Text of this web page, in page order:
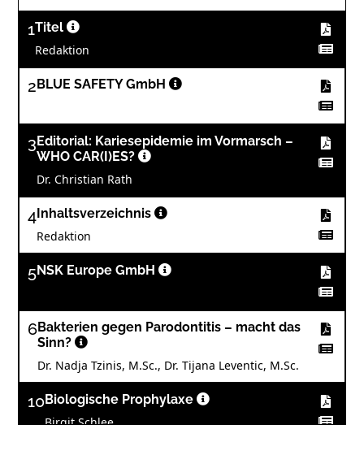
1Titel
Redaktion
2 BLUE SAFETY GmbH
3 Editorial: Kariesepidemie im Vormarsch –
WHO CAR(I)ES?
Dr. Christian Rath
4 Inhaltsverzeichnis
Redaktion
5NSK Europe GmbH
6Bakterien gegen Parodontitis – macht das
Sinn?
Dr. Nadja Tzinis, M.Sc., Dr. Tijana Leventic, M.Sc.
10Biologische Prophylaxe
Birgit Schlee